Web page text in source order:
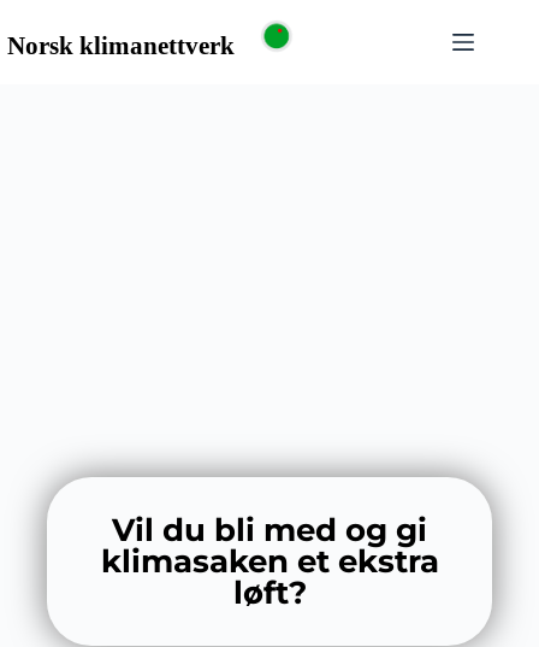
Vil du bli med og gi
klimasaken et ekstra
løft?